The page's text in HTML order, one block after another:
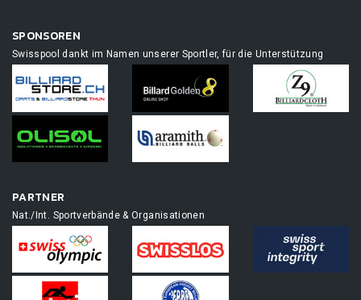
SPONSOREN
Swisspool dankt im Namen unserer Sportler, für die Unterstützung
PARTNER
Nat./Int. Sportverbände & Organisationen